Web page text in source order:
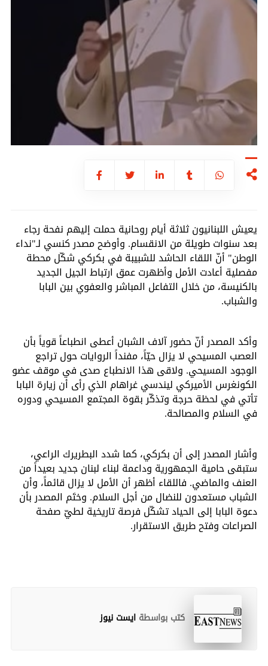
يعيش اللبنانيون ثلاثة أيام روحانية حملت إليهم نفحة رجاء
بعد سنوات طويلة من الانقسام. وأوضح مصدر كنسي لـ"نداء
الوطن" أنّ اللقاء الحاشد للشبيبة في بكركي شكّل محطة
مفصلية أعادت الأمل وأظهرت عمق ارتباط الجيل الجديد
بالكنيسة، من خلال التفاعل المباشر والعفوي بين البابا
والشباب.
وأكد المصدر أنّ حضور آلاف الشبان أعطى انطباعاً قوياً بأن
العصب المسيحي لا يزال حيّاً، مفنداً الروايات حول تراجع
الوجود المسيحي. ولاقى هذا الانطباع صدى في موقف عضو
الكونغرس الأميركي ليندسي غراهام الذي رأى أن زيارة البابا
تأتي في لحظة حرجة وتذكّر بقوة المجتمع المسيحي ودوره
في السلام والمصالحة.
وأشار المصدر إلى أن بكركي، كما شدد البطريرك الراعي،
ستبقى حامية الجمهورية وداعمة لبناء لبنان جديد بعيداً من
العنف والماضي. فاللقاء أظهر أن الأمل لا يزال قائماً، وأن
الشباب مستعدون للنضال من أجل السلام. وختَم المصدر بأن
دعوة البابا إلى الحياد تشكّل فرصة تاريخية لطيّ صفحة
الصراعات وفتح طريق الاستقرار.
كتب بواسطة ايست نيوز